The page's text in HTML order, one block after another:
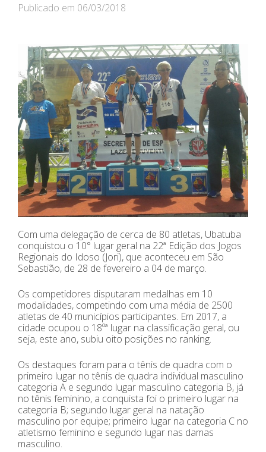
Publicado em 06/03/2018
Com uma delegação de cerca de 80 atletas, Ubatuba
conquistou o 10° lugar geral na 22ª Edição dos Jogos
Regionais do Idoso (Jori), que aconteceu em São
Sebastião, de 28 de fevereiro a 04 de março.
Os competidores disputaram medalhas em 10
modalidades, competindo com uma média de 2500
atletas de 40 municípios participantes. Em 2017, a
cidade ocupou o 18ºª lugar na classificação geral, ou
seja, este ano, subiu oito posições no ranking.
Os destaques foram para o tênis de quadra com o
primeiro lugar no tênis de quadra individual masculino
categoria A e segundo lugar masculino categoria B, já
no tênis feminino, a conquista foi o primeiro lugar na
categoria B; segundo lugar geral na natação
masculino por equipe; primeiro lugar na categoria C no
atletismo feminino e segundo lugar nas damas
masculino.